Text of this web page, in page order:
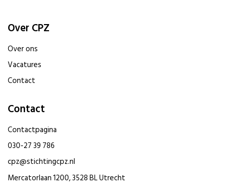
Over CPZ
Over ons
Vacatures
Contact
Contact
Contactpagina
030-27 39 786
cpz@stichtingcpz.nl
Mercatorlaan 1200, 3528 BL Utrecht